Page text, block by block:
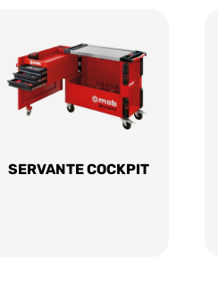
SERVANTE COCKPIT